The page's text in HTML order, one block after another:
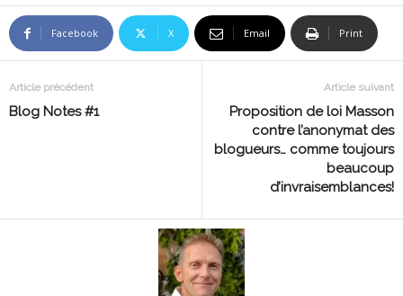
Facebook X Email Print
Article précédent
Blog Notes #1
Article suivant
Proposition de loi Masson
contre l’anonymat des
blogueurs… comme toujours
beaucoup
d’invraisemblances!